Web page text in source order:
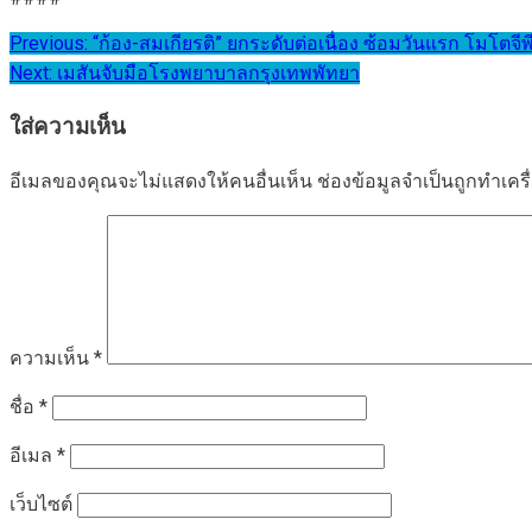
แนะแนว
เรื่อง
Previous: “ก้อง-สมเกียรติ” ยกระดับต่อเนื่อง ซ้อมวันแรก โมโตจี
Next: เมสันจับมือโรงพยาบาลกรุงเทพพัทยา
ใส่ความเห็น
อีเมลของคุณจะไม่แสดงให้คนอื่นเห็น ช่องข้อมูลจำเป็นถูกทำเค
ความเห็น *
ชื่อ *
อีเมล *
เว็บไซต์